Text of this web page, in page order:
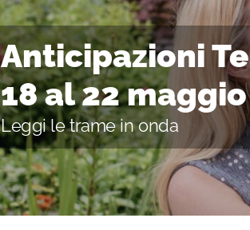
Anticipazioni
18 al 22
Leggi le trame in onda